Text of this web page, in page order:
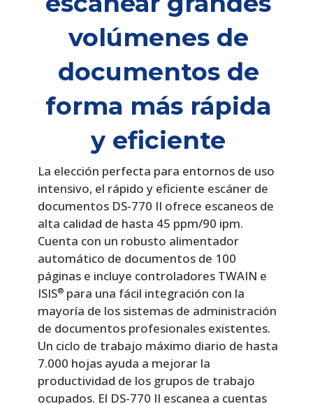
volúmenes de
documentos de
forma más rápida
y eficiente
La elección perfecta para entornos de uso
intensivo, el rápido y eficiente escáner de
documentos DS-770 II ofrece escaneos de
alta calidad de hasta 45 ppm/90 ipm.
Cuenta con un robusto alimentador
automático de documentos de 100
páginas e incluye controladores TWAIN e
ISIS® para una fácil integración con la
mayoría de los sistemas de administración
de documentos profesionales existentes.
Un ciclo de trabajo máximo diario de hasta
7.000 hojas ayuda a mejorar la
productividad de los grupos de trabajo
ocupados. El DS-770 II escanea a cuentas